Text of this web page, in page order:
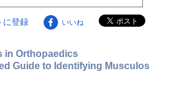
に登録 いいね
in Orthopaedics
Guide to Identifying Musculos